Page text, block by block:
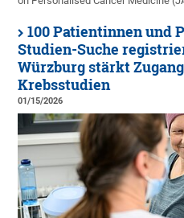
100 Patientinnen und
Studien-Suche
Würzburg stärkt
Krebsstudien
01/15/2026